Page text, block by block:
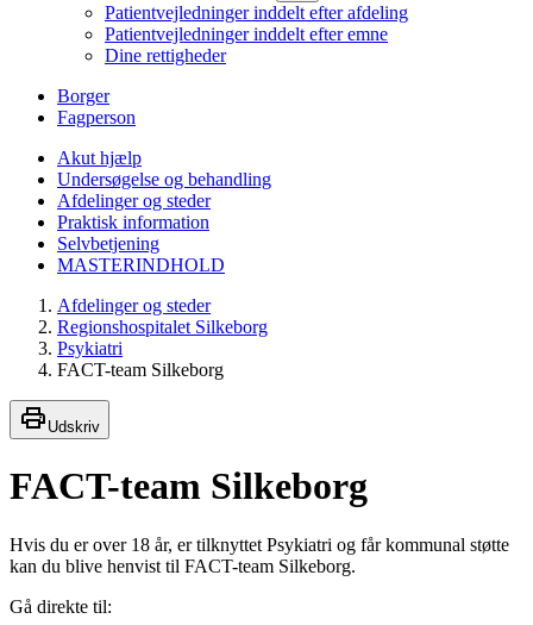
Patientvejledninger inddelt efter afdeling
Patientvejledninger inddelt efter emne
Dine rettigheder
Borger
Fagperson
Akut hjælp
Undersøgelse og behandling
Afdelinger og steder
Praktisk information
Selvbetjening
MASTERINDHOLD
Afdelinger og steder
Regionshospitalet Silkeborg
Psykiatri
FACT-team Silkeborg
Udskriv
FACT-team Silkeborg
Hvis du er over 18 år, er tilknyttet Psykiatri og får kommunal støtte
kan du blive henvist til FACT-team Silkeborg.
Gå direkte til: